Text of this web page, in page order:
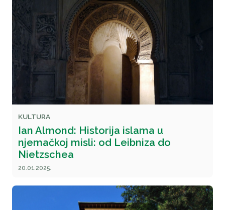
KULTURA
Ian Almond: Historija islama u
njemačkoj misli: od Leibniza do
Nietzschea
20.01.2025.